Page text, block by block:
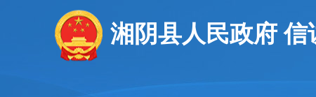
湘阴县人民政府 信